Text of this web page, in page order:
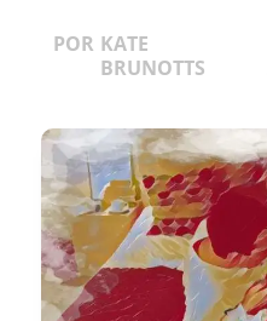
POR KATE
BRUNOTTS